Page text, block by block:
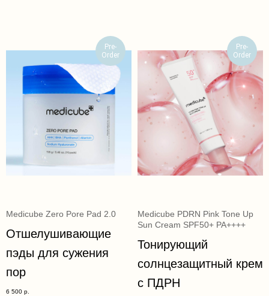
Pre-
Order
Medicube Zero Pore Pad 2.0
Отшелушивающие
пэды для сужения
пор
6 500 р.
Pre-
Order
Medicube PDRN Pink Tone Up
Sun Cream SPF50+ PA++++
Тонирующий
солнцезащитный крем
с ПДРН